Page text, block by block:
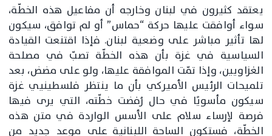
يعتقد كثيرون في لبنان وخارجه أن مفاعيل هذه الخطّة،
سواء أوافقت عليها حركة “حماس” أو لم توافق، سيكون
لها تأثير مباشر على وضعية لبنان. فإذا اقتنعت القيادة
السياسية في غزة بأن هذه الخطّة تصبّ في مصلحة
الغزاويين، وإذا تمّت الموافقة عليها، ولو على مضض، بعد
تلميحات الرئيس الأميركي بأن ما ينتظر فلسطينيي غزة
سيكون مأسويًا في حال رُفضت خطّته، التي يرى فيها
فرصة لإرساء سلام على الأسس الواردة في متن هذه
الخطّة، فستكون الساحة اللبنانية على موعد جديد من